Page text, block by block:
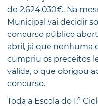
de 2.624.030€. Na
Municipal vai decidir
concurso público
abril, já que nenhuma
cumpriu os preceitos
válida, o que obrigou
concurso.
Toda a Escola do 1.º